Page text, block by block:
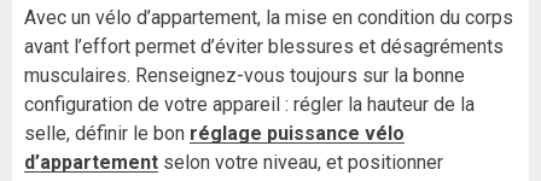
Avec un vélo d’appartement, la mise en condition du corps
avant l’effort permet d’éviter blessures et désagréments
musculaires. Renseignez-vous toujours sur la bonne
configuration de votre appareil : régler la hauteur de la
selle, définir le bon réglage puissance vélo
d’appartement selon votre niveau, et positionner